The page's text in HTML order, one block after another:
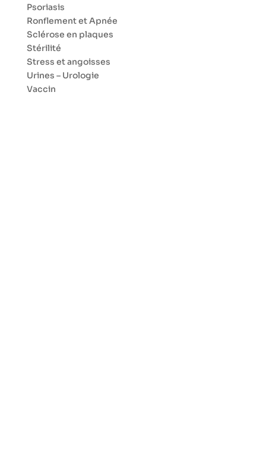
Psoriasis
Ronflement et Apnée
Sclérose en plaques
Stérilité
Stress et angoisses
Urines – Urologie
Vaccin